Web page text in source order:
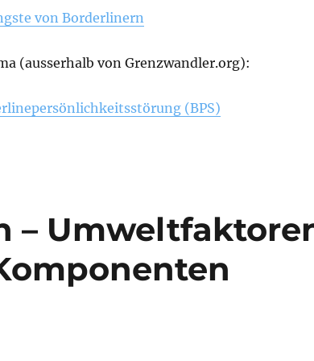
von Borderlinern
(ausserhalb von Grenzwandler.org):
(BPS)
–